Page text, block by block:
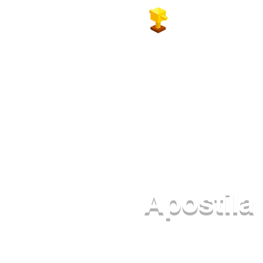
Apostila
A melhor Coletânea Digital de